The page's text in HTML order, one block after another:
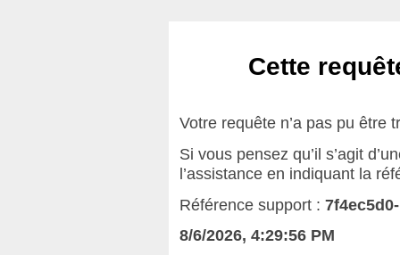
Cette
Votre requête n’a pas pu être
Si vous pensez qu’il s’agit
l’assistance en indiquant la
Référence support :
8/6/2026, 4:29:56 PM